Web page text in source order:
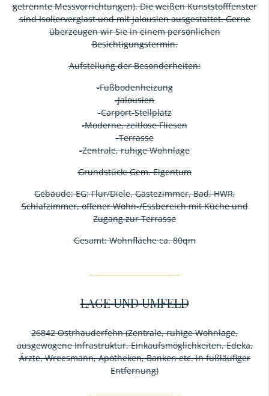
getrennte Messvorrichtungen). Die weißen Kunststofffenster
sind Isolierverglast und mit Jalousien ausgestattet. Gerne
überzeugen wir Sie in einem persönlichen
Besichtigungstermin.
Aufstellung der Besonderheiten:
-Fußbodenheizung
-Jalousien
-Carport-Stellplatz
-Moderne, zeitlose Fliesen
-Terrasse
-Zentrale, ruhige Wohnlage
Grundstück: Gem. Eigentum
Gebäude: EG: Flur/Diele, Gästezimmer, Bad, HWR,
Schlafzimmer, offener Wohn-/Essbereich mit Küche und
Zugang zur Terrasse
Gesamt: Wohnfläche ca. 80qm
LAGE UND UMFELD
26842 Ostrhauderfehn (Zentrale, ruhige Wohnlage,
ausgewogene Infrastruktur, Einkaufsmöglichkeiten, Edeka,
Ärzte, Wreesmann, Apotheken, Banken etc. in fußläufiger
Entfernung)